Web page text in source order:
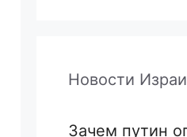
Новости
Зачем путин